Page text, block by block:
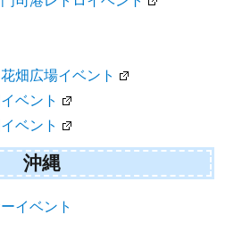
畑広場イベント
ベント
ベント
沖縄
イベント